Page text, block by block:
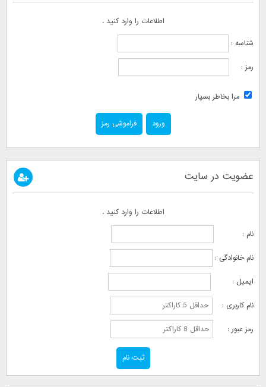
اطلاعات را وارد کنید .
شناسه :
رمز :
مرا بخاطر بسپار
فراموشی رمز
عضویت در سایت
اطلاعات را وارد کنید .
نام :
نام خانوادگی :
ایمیل :
نام کاربری :
رمز عبور :